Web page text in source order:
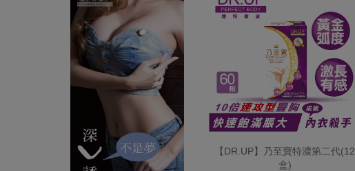
【DR.UP】乃至寶特濃第二代(12
盒)